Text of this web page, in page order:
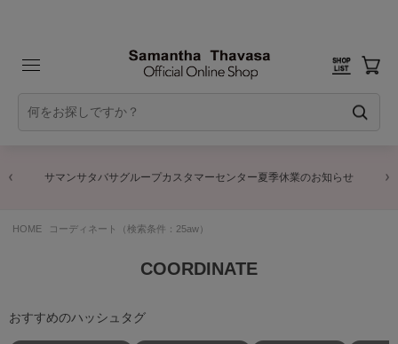
サマンサタバサグループカスタマーセンター夏季休業のお知らせ
HOME コーディネート（検索条件：25aw）
COORDINATE
おすすめのハッシュタグ